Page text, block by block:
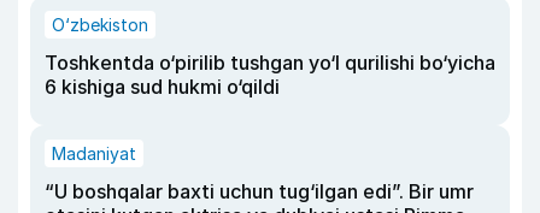
O‘zbekiston
Toshkentda o‘pirilib tushgan yo‘l qurilishi bo‘yicha
6 kishiga sud hukmi o‘qildi
Madaniyat
“U boshqalar baxti uchun tug‘ilgan edi”. Bir umr